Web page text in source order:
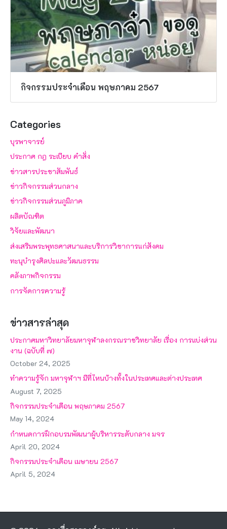
กิจกรรมประจำเดือน พฤษภาคม 2567
Categories
บุรพาจารย์
ประกาศ กฎ ระเบียบ คำสั่ง
ข่าวสารประชาสัมพันธ์
ข่าวกิจกรรมส่วนกลาง
ข่าวกิจกรรมส่วนภูมิภาค
ผลิตบัณฑิต
วิจัยและพัฒนา
ส่งเสริมพระพุทธศาสนาและบริการวิชาการแก่สังคม
ทะนุบำรุงศิลปะและวัฒนธรรม
คลังภาพกิจกรรม
การจัดการความรู้
ข่าวสารล่าสุด
ประกาศมหาวิทยาลัยมหาจุฬาลงกรณราชวิทยาลัย เรื่อง การแบ่งส่วน
งาน (ฉบับที่ ๗)
October 24, 2025
ทำความรู้จัก มหาจุฬาฯ มีที่ไหนบ้างทั้งในประเทศและต่างประเทศ
August 7, 2025
กิจกรรมประจำเดือน พฤษภาคม 2567
May 14, 2024
กำหนดการฝึกอบรมพัฒนาผู้บริหารระดับกลาง มจร
April 20, 2024
กิจกรรมประจำเดือน เมษายน 2567
April 5, 2024